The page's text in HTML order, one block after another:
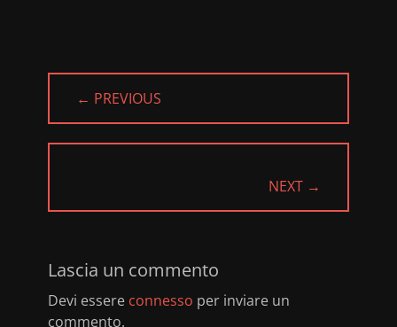
← PREVIOUS
PREVIOUS
POST:
NEXT →
NEXT
Lascia un commento
Devi essere connesso per inviare un
commento.